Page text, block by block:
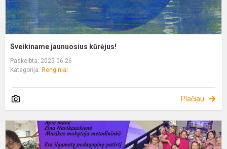
Sveikiname jaunuosius kūrėjus!
Paskelbta: 2025-06-26
Kategorija: Renginiai
Plačiau